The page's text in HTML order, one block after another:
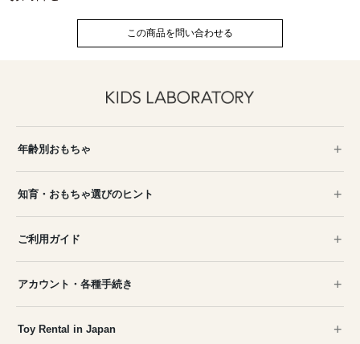
この商品を問い合わせる
年齢別おもちゃ
知育・おもちゃ選びのヒント
ご利用ガイド
アカウント・各種手続き
Toy Rental in Japan